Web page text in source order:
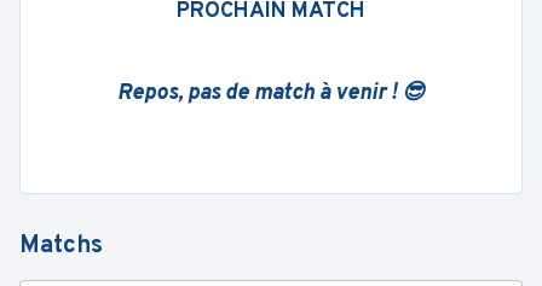
PROCHAIN MATCH
Repos, pas de match à venir ! 😎
Matchs